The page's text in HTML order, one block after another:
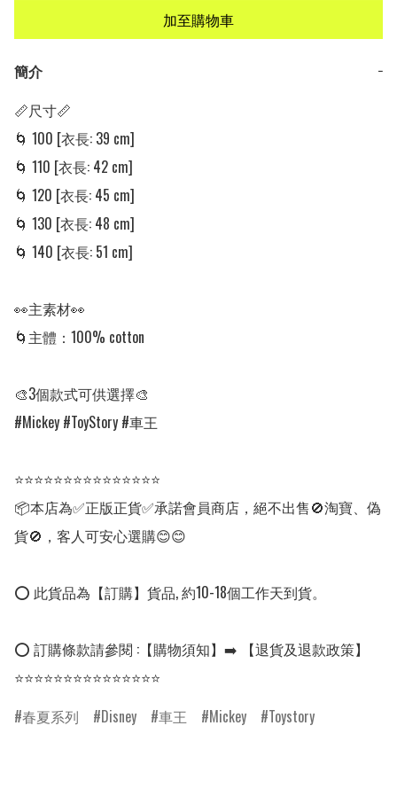
加至購物車
簡介
−
📏尺寸📏
🌀 100 [衣長: 39 cm]
🌀 110 [衣長: 42 cm]
🌀 120 [衣長: 45 cm]
🌀 130 [衣長: 48 cm]
🌀 140 [衣長: 51 cm]
👀主素材👀
🌀主體：100% cotton
🎨3個款式可供選擇🎨
#Mickey #ToyStory #車王
⭐⭐⭐⭐⭐⭐⭐⭐⭐⭐⭐⭐⭐⭐⭐
📦本店為✅正版正貨✅承諾會員商店，絕不出售🚫淘寶、偽
貨🚫，客人可安心選購😊😊
⭕ 此貨品為【訂購】貨品, 約10-18個工作天到貨。
⭕ 訂購條款請參閱 :【購物須知】➡️ 【退貨及退款政策】
⭐⭐⭐⭐⭐⭐⭐⭐⭐⭐⭐⭐⭐⭐⭐
春夏系列
Disney 車王 Mickey Toystory